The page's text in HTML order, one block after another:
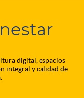
digital, espacios
integral y calidad de